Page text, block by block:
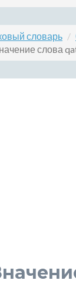
словарь
слова